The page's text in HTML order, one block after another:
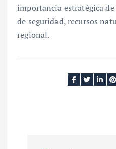
importancia estratégica
de seguridad, recursos
regional.